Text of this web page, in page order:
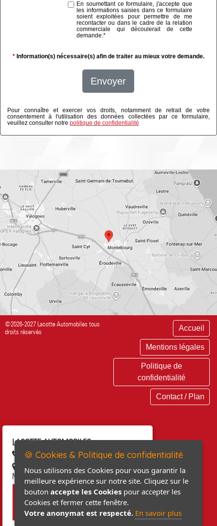
En soumettant ce formulaire, j'accepte que
les informations saisies dans ce formulaire
soient exploitées pour permettre de me
recontacter ou dans le cadre de la relation
commerciale qui découlerait de cette
demande.*
* Information(s) nécessaire(s) afin de traiter au mieux votre demande.
Envoyer
Pour connaître et exercer vos droits, notamment de retrait de votre
consentement à l'utilisation des données collectées par ce formulaire,
veuillez consulter notre politique de confidentialité
©2026-2027 Lacotte Automobiles tous
droits réservés
LACOTTE AUTOMOBILES
02 33 04 13 66
68, rue du Général LECLERC 50310
MONTEBOURG
Accueil
Mentions légales
Politique de
confidentialité
Contact / Plan
🍪 Cookies & Politique de confidentialité
Nous utilisons des Cookies pour vous garantir la
meilleure expérience sur notre site. Cliquez sur le
bouton accepte les Cookies pour accepter les
Cookies et fermer cette fenêtre.
Votre anonymat est respecté. En savoir plus